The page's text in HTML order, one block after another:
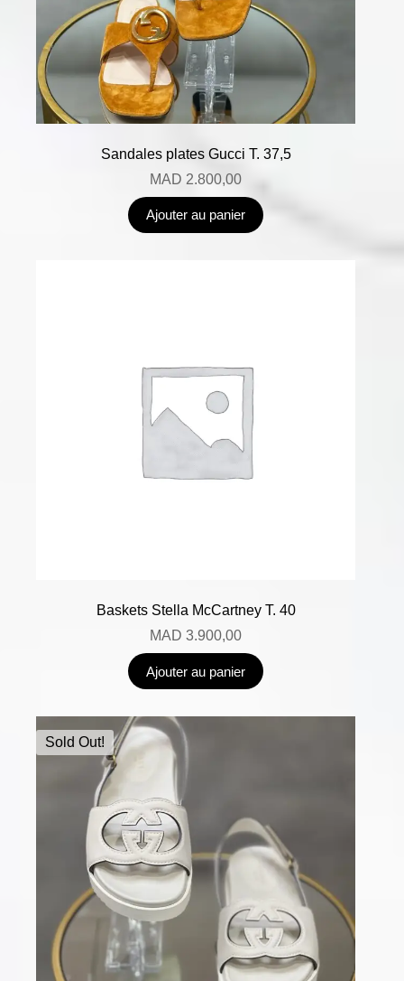
Sandales plates Gucci T. 37,5
MAD 2.800,00
Ajouter au panier
Baskets Stella McCartney T. 40
MAD 3.900,00
Ajouter au panier
Sold Out!